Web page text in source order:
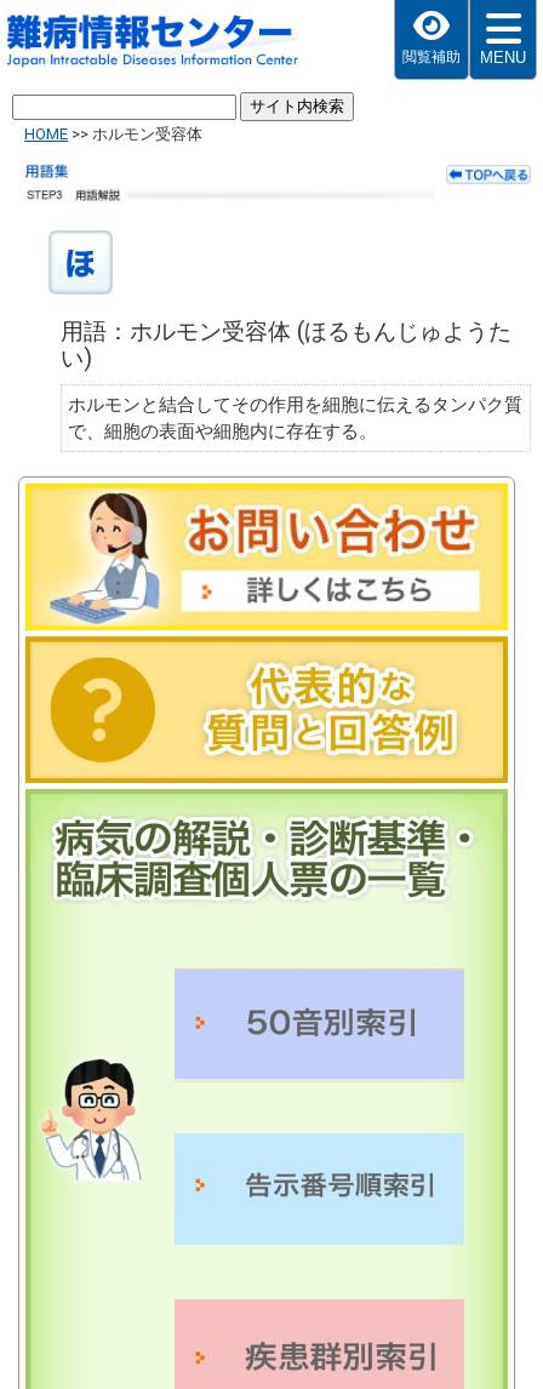
閲覧補助 MENU
HOME >> ホルモン受容体
用語：ホルモン受容体 (ほるもんじゅようた
い)
ホルモンと結合してその作用を細胞に伝えるタンパク質
で、細胞の表面や細胞内に存在する。